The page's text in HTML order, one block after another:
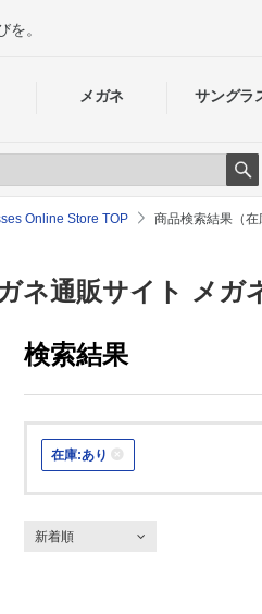
メガネ サングラ
を。
Online Store TOP 商品検索結果（
ネ通販サイト メガ
検索結果
在庫:あり
新着順